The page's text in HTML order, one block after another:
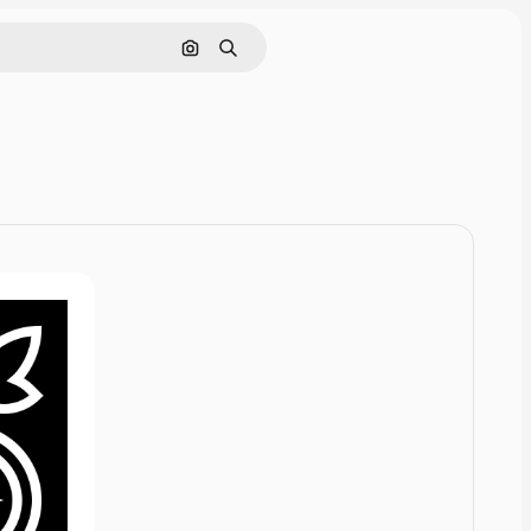
Pesquisar por imagem
Buscar